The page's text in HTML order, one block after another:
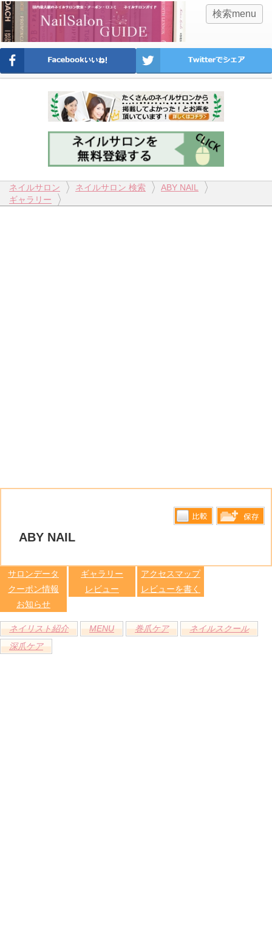
検索menu
ネイルサロン ネイルサロン 検索
ABY NAIL
ギャラリー
ABY NAIL
サロンデータ ギャラリー
アクセスマップ
クーポン情報
レビュー
レビューを書く
お知らせ
ネイリスト紹介 MENU 巻爪ケア
ネイルスクール
深爪ケア